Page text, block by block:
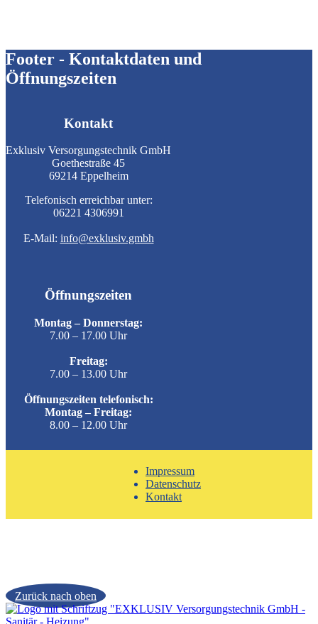
Footer - Kontaktdaten und
Öffnungszeiten
Kontakt
Exklusiv Versorgungstechnik GmbH
Goethestraße 45
69214 Eppelheim
Telefonisch erreichbar unter:
06221 4306991
E-Mail: info@exklusiv.gmbh
Öffnungszeiten
Montag – Donnerstag:
7.00 – 17.00 Uhr
Freitag:
7.00 – 13.00 Uhr
Öffnungszeiten telefonisch:
Montag – Freitag:
8.00 – 12.00 Uhr
Impressum
Datenschutz
Kontakt
Zurück nach oben